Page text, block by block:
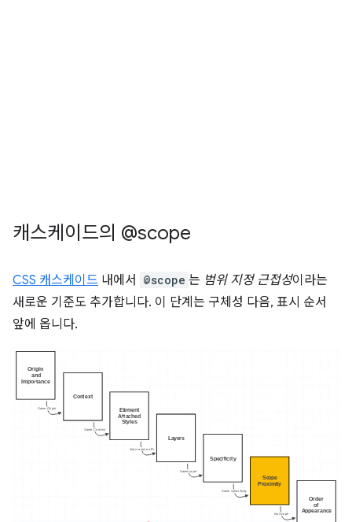
캐스케이드의 @scope
CSS 캐스케이드 내에서 @scope 는 범위 지정 근접성이라는
새로운 기준도 추가합니다. 이 단계는 구체성 다음, 표시 순서
앞에 옵니다.